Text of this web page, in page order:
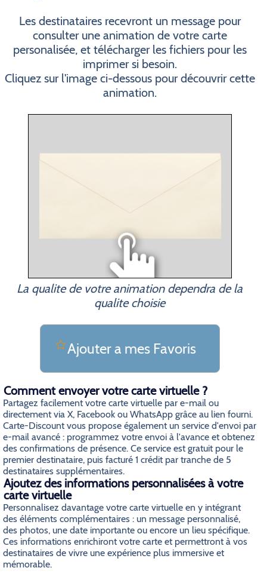
Les destinataires recevront un message pour
consulter une animation de votre carte
personalisée, et télécharger les fichiers pour les
imprimer si besoin.
Cliquez sur l'image ci-dessous pour découvrir cette
animation.
La qualite de votre animation dependra de la
qualite choisie
Ajouter a mes Favoris
Comment envoyer votre carte virtuelle ?
Partagez facilement votre carte virtuelle par e-mail ou
directement via X, Facebook ou WhatsApp grâce au lien fourni.
Carte-Discount vous propose également un service d'envoi par
e-mail avancé : programmez votre envoi à l'avance et obtenez
des confirmations de présence. Ce service est gratuit pour le
premier destinataire, puis facturé 1 crédit par tranche de 5
destinataires supplémentaires.
Ajoutez des informations personnalisées à votre
carte virtuelle
Personnalisez davantage votre carte virtuelle en y intégrant
des éléments complémentaires : un message personnalisé,
des photos, une date importante ou encore un lieu spécifique.
Ces informations enrichiront votre carte et permettront à vos
destinataires de vivre une expérience plus immersive et
mémorable.